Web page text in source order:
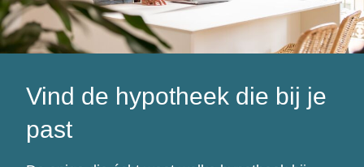
Vind de hypotheek die bij je
past